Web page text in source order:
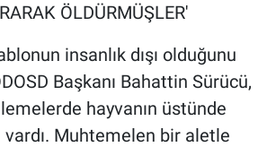
ÖLDÜRMÜŞLER'
insanlık dışı olduğunu
Başkanı Bahattin Sürücü,
hayvanın üstünde
Muhtemelen bir aletle